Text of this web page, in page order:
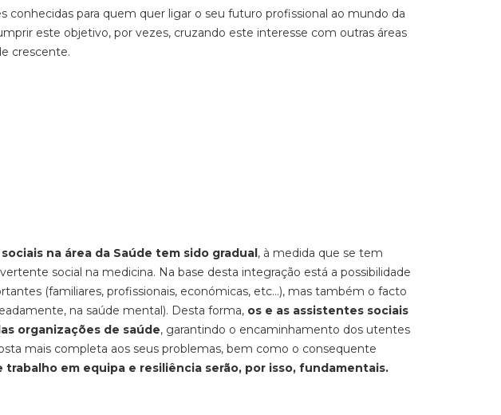
conhecidas para quem quer ligar o seu futuro profissional ao mundo da
este objetivo, por vezes, cruzando este interesse com outras áreas
crescente.
na área da Saúde tem sido gradual, à medida que se tem
social na medicina. Na base desta integração está a possibilidade
(familiares, profissionais, económicas, etc…), mas também o facto
na saúde mental). Desta forma, os e as assistentes sociais
organizações de saúde, garantindo o encaminhamento dos utentes
mais completa aos seus problemas, bem como o consequente
trabalho em equipa e resiliência serão, por isso, fundamentais.